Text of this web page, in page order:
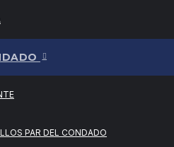
PAR DEL CONDADO